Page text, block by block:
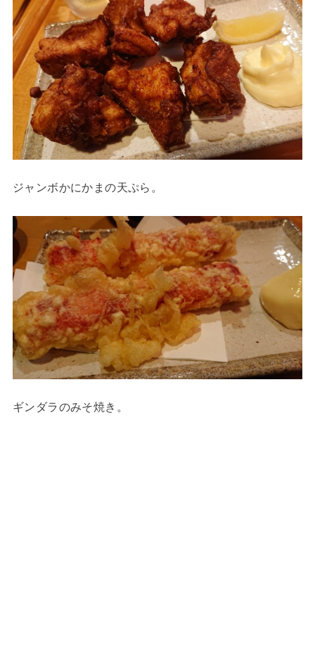
ジャンボかにかまの天ぷら。
ギンダラのみそ焼き。